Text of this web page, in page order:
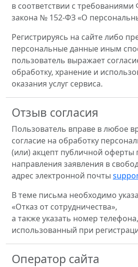
в соответствии с требованиями
закона № 152-ФЗ «О
Регистрируясь на сайте либо
персональные данные иным
пользователь выражает
обработку, хранение и
оказания услуг сервиса.
Отзыв согласия
Пользователь вправе в любое
согласие на обработку
(или) акцепт публичной оферты
направления заявления в
адрес электронной почты
В теме письма необходимо
«Отказ от сотрудничества»,
а также указать номер телефона,
использованный при
Оператор сайта